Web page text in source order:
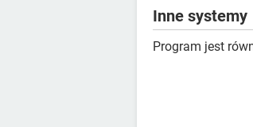
Inne systemy
Program jest